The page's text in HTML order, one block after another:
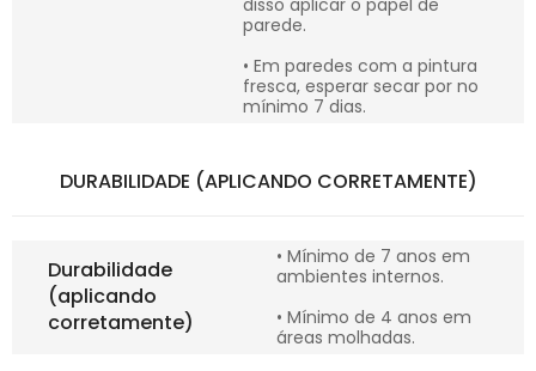
disso aplicar o papel de
parede.
• Em paredes com a pintura
fresca, esperar secar por no
mínimo 7 dias.
DURABILIDADE (APLICANDO CORRETAMENTE)
Durabilidade
(aplicando
corretamente)
• Mínimo de 7 anos em
ambientes internos.
• Mínimo de 4 anos em
áreas molhadas.